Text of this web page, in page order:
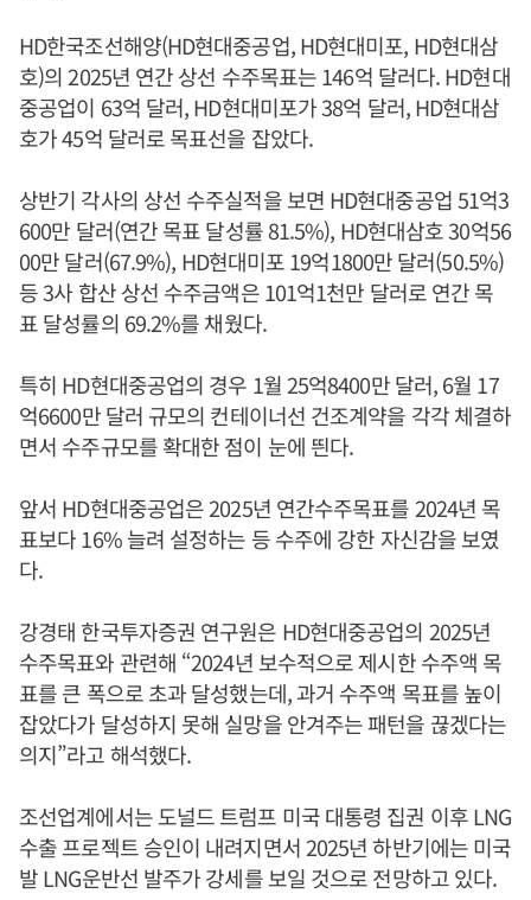
HD한국조선해양(HD현대중공업, HD현대미포, HD현대삼
호)의 2025년 연간 상선 수주목표는 146억 달러다. HD현대
중공업이 63억 달러, HD현대미포가 38억 달러, HD현대삼
호가 45억 달러로 목표선을 잡았다.
상반기 각사의 상선 수주실적을 보면 HD현대중공업 51억3
600만 달러(연간 목표 달성률 81.5%), HD현대삼호 30억56
00만 달러(67.9%), HD현대미포 19억1800만 달러(50.5%)
등 3사 합산 상선 수주금액은 101억1천만 달러로 연간 목
표 달성률의 69.2%를 채웠다.
특히 HD현대중공업의 경우 1월 25억8400만 달러, 6월 17
억6600만 달러 규모의 컨테이너선 건조계약을 각각 체결하
면서 수주규모를 확대한 점이 눈에 띈다.
앞서 HD현대중공업은 2025년 연간수주목표를 2024년 목
표보다 16% 늘려 설정하는 등 수주에 강한 자신감을 보였
다.
강경태 한국투자증권 연구원은 HD현대중공업의 2025년
수주목표와 관련해 “2024년 보수적으로 제시한 수주액 목
표를 큰 폭으로 초과 달성했는데, 과거 수주액 목표를 높이
잡았다가 달성하지 못해 실망을 안겨주는 패턴을 끊겠다는
의지”라고 해석했다.
조선업계에서는 도널드 트럼프 미국 대통령 집권 이후 LNG
수출 프로젝트 승인이 내려지면서 2025년 하반기에는 미국
발 LNG운반선 발주가 강세를 보일 것으로 전망하고 있다.